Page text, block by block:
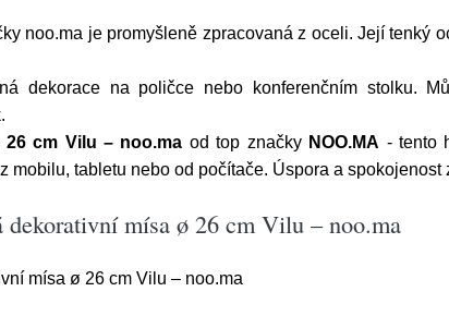
noo.ma je promyšleně zpracovaná z oceli. Její tenký
dekorace na poličce nebo konferenčním stolku.
cm Vilu – noo.ma od top značky NOO.MA - tento
mobilu, tabletu nebo od počítače. Úspora a
dekorativní mísa ø 26 cm Vilu – noo.ma
mísa ø 26 cm Vilu – noo.ma